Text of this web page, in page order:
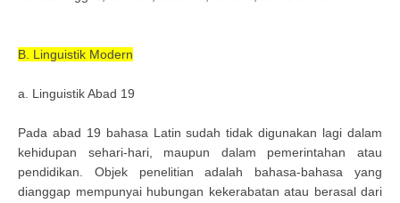
B. Linguistik Modern
a. Linguistik Abad 19
Pada abad 19 bahasa Latin sudah tidak digunakan lagi dalam
kehidupan sehari-hari, maupun dalam pemerintahan atau
pendidikan. Objek penelitian adalah bahasa-bahasa yang
dianggap mempunyai hubungan kekerabatan atau berasal dari